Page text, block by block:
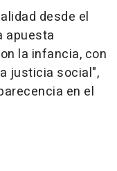
desde el
apuesta
la infancia, con
justicia social",
en el